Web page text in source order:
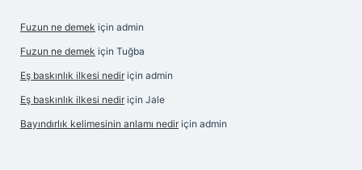
Fuzun ne demek için admin
Fuzun ne demek için Tuğba
Eş baskınlık ilkesi nedir için admin
Eş baskınlık ilkesi nedir için Jale
Bayındırlık kelimesinin anlamı nedir için admin